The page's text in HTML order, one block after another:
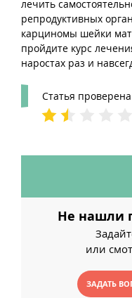
лечить
репродуктивных
карциномы шейки
пройдите курс
наростах раз и
Статья проверена
Не нашли
или
ЗАДАТЬ